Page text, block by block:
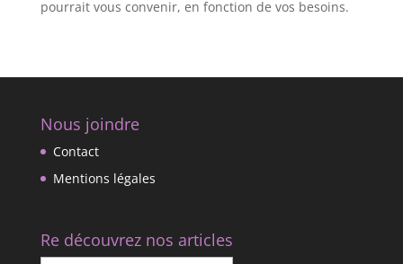
pourrait vous convenir, en fonction de vos besoins.
Nous joindre
Contact
Mentions légales
Re découvrez nos articles